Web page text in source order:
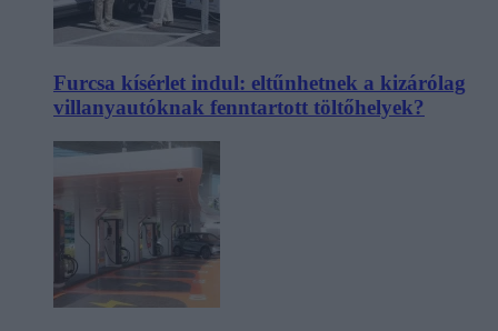
Furcsa kísérlet indul: eltűnhetnek a kizárólag
villanyautóknak fenntartott töltőhelyek?